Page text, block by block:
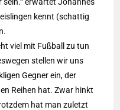
kennt (schattig
viel mit Fußball zu tun
stellen wir uns
Gegner ein, der
Reihen hat. Zwar hinkt
hat man zuletzt